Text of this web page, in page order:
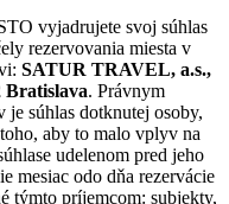
vyjadrujete svoj súhlas
rezervovania miesta v
SATUR TRAVEL, a.s.,
Bratislava. Právnym
je súhlas dotknutej osoby,
aby to malo vplyv na
udelenom pred jeho
mesiac odo dňa rezervácie
týmto príjemcom: subjekty,